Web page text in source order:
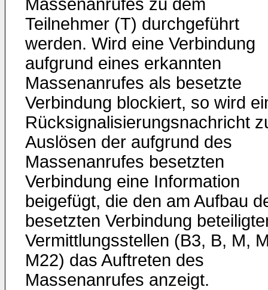
Massenanrufes zu dem
Teilnehmer (T) durchgeführt
werden. Wird eine Verbindung
aufgrund eines erkannten
Massenanrufes als besetzte
Verbindung blockiert, so wird
Rücksignalisierungsnachricht
Auslösen der aufgrund des
Massenanrufes besetzten
Verbindung eine Information
beigefügt, die den am Aufbau
besetzten Verbindung
Vermittlungsstellen (B3, B, M,
M22) das Auftreten des
Massenanrufes anzeigt.